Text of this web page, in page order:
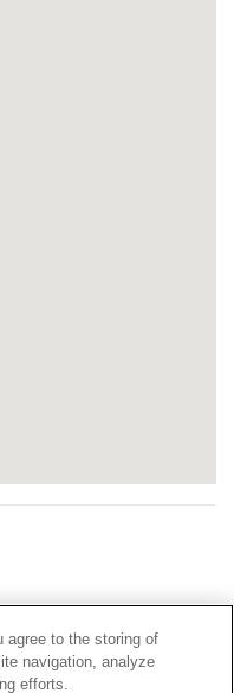
Privada Comisión de
Privada Proveedor
agree to the storing of
navigation, analyze
efforts.